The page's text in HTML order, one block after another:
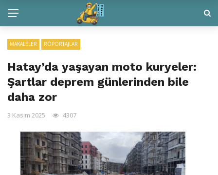
MAKALELER RÖPORTAJLAR
Hatay’da yaşayan moto kuryeler:
Şartlar deprem günlerinden bile
daha zor
3 Kasım 2025 4307